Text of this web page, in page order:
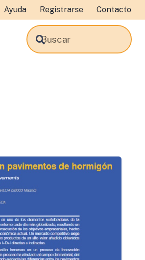
Ayuda Registrarse Contacto